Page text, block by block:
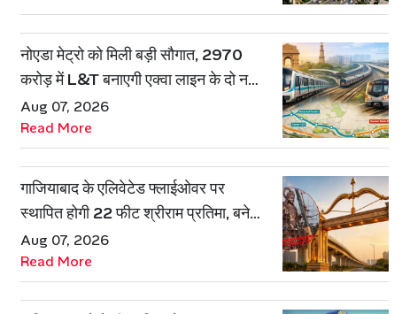
नोएडा मेट्रो को मिली बड़ी सौगात, 2970
करोड़ में L&T बनाएगी एक्वा लाइन के दो नए
रूट
Aug 07, 2026
Read More
गाजियाबाद के एलिवेटेड फ्लाईओवर पर
स्थापित होगी 22 फीट श्रीराम प्रतिमा, बनेगी
शहर की नई पहचान
Aug 07, 2026
Read More